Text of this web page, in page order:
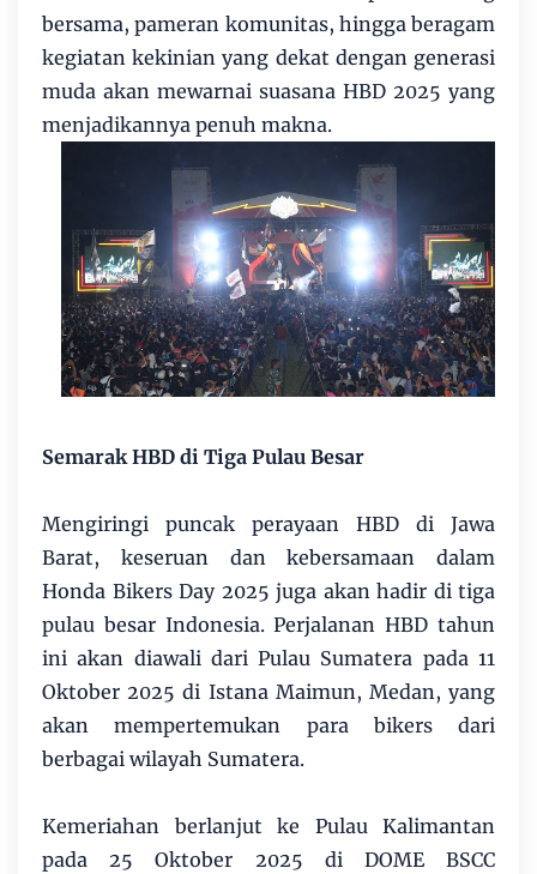
bersama, pameran komunitas, hingga beragam
kegiatan kekinian yang dekat dengan generasi
muda akan mewarnai suasana HBD 2025 yang
menjadikannya penuh makna.
Semarak HBD di Tiga Pulau Besar
Mengiringi puncak perayaan HBD di Jawa
Barat, keseruan dan kebersamaan dalam
Honda Bikers Day 2025 juga akan hadir di tiga
pulau besar Indonesia. Perjalanan HBD tahun
ini akan diawali dari Pulau Sumatera pada 11
Oktober 2025 di Istana Maimun, Medan, yang
akan mempertemukan para bikers dari
berbagai wilayah Sumatera.
Kemeriahan berlanjut ke Pulau Kalimantan
pada 25 Oktober 2025 di DOME BSCC